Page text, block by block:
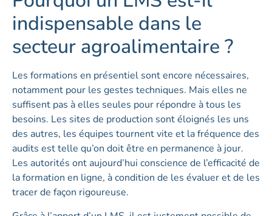
indispensable dans le
secteur agroalimentaire ?
Les formations en présentiel sont encore nécessaires,
notamment pour les gestes techniques. Mais elles ne
suffisent pas à elles seules pour répondre à tous les
besoins. Les sites de production sont éloignés les uns
des autres, les équipes tournent vite et la fréquence des
audits est telle qu’on doit être en permanence à jour.
Les autorités ont aujourd’hui conscience de l’efficacité de
la formation en ligne, à condition de les évaluer et de les
tracer de façon rigoureuse.